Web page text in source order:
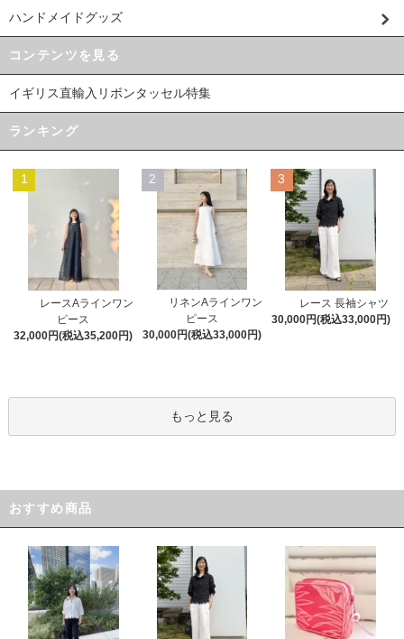
ハンドメイドグッズ
コンテンツを見る
イギリス直輸入リボンタッセル特集
ランキング
1
レースAラインワン
ピース
32,000円(税込35,200円)
2
リネンAラインワン
ピース
30,000円(税込33,000円)
3
レース 長袖シャツ
30,000円(税込33,000円)
もっと見る
おすすめ商品